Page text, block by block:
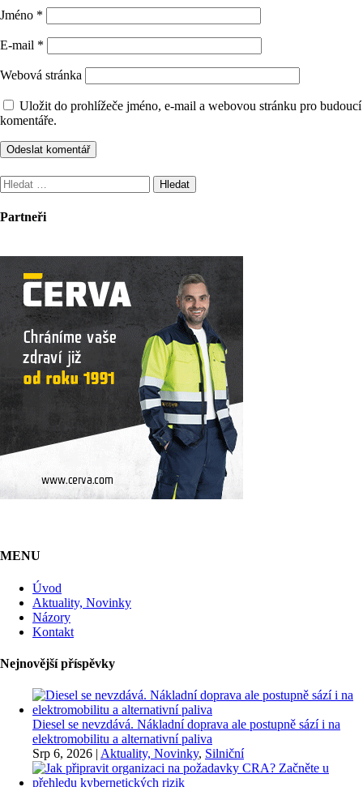
Jméno *
E-mail *
Webová stránka
Uložit do prohlížeče jméno, e-mail a webovou stránku pro budoucí
komentáře.
Vyhledávání
Partneři
MENU
Úvod
Aktuality, Novinky
Názory
Kontakt
Nejnovější příspěvky
Diesel se nevzdává. Nákladní doprava ale postupně sází i na
elektromobilitu a alternativní paliva
Srp 6, 2026 | Aktuality, Novinky, Silniční